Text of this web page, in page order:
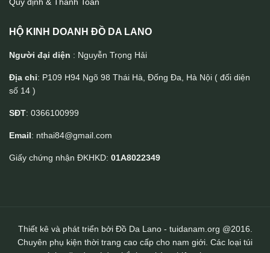
HỘ KINH DOANH ĐỒ DA LANO
Người đại diện : Nguyễn Trọng Hải
Địa chỉ: P109 H94 Ngõ 98 Thái Hà, Đống Đa, Hà Nội ( đối diện
số 14 )
SĐT: 0366100999
Email: nthai84@gmail.com
Giấy chứng nhận ĐKHKD: 01A8022349
Thiết kê và phát triển bởi Đồ Da Lano - tuidanam.org @2016.
Chuyên phụ kiện thời trang cao cấp cho nam giới. Các loại túi